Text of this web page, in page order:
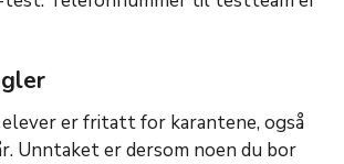
er fritatt for karantene, også
Unntaket er dersom noen du bor